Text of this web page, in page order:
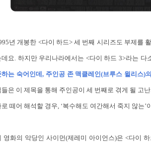
년 개봉한 <다이 하드> 세 번째 시리즈도 부제를
데요. 하지만 우리나라에서는 <다이 하드 3>라는 다
하는 숙어인데, 주인공 존 맥클레인(브루스 윌리스)
들은 이 제목을 통해 주인공이 세 번째로 겪게 될 고
로 떼어 해석할 경우, ‘복수해도 여간해서 죽지 않는’
영화의 악당인 사이먼(제레미 아이언스)은 <다이